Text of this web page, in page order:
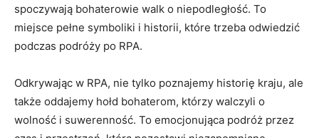
spoczywają bohaterowie walk o niepodległość. To
miejsce pełne symboliki i historii, które trzeba⁢ odwiedzić
podczas podróży po RPA.
Odkrywając‌ w RPA, ‍nie tylko poznajemy ⁢historię ​kraju, ale
także oddajemy ⁤hołd bohaterom, którzy walczyli o
wolność i ‍suwerenność. To⁤ emocjonująca podróż przez